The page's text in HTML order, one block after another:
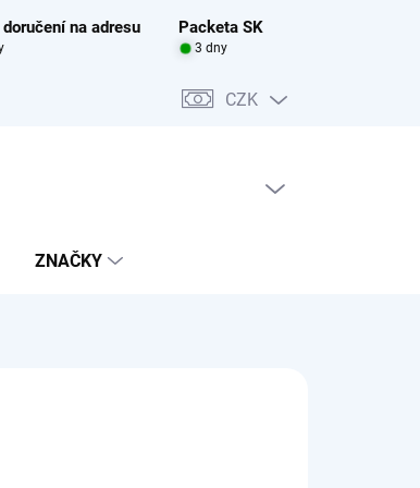
doručení na adresu Packeta SK
3 dny
CZK
ZNAČKY